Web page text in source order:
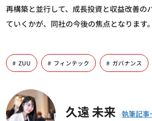
再構築と並行して、成長投資と収益改善の
ていくかが、同社の今後の焦点となります。
ZUU フィンテック ガバナンス
久遠 未来